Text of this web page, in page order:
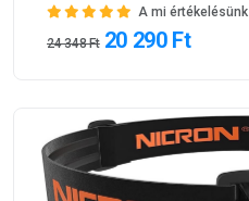
A mi értékelésünk
24 348 Ft 20 290 Ft